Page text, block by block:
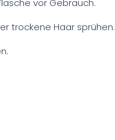
vor Gebrauch.
trockene Haar sprühen.